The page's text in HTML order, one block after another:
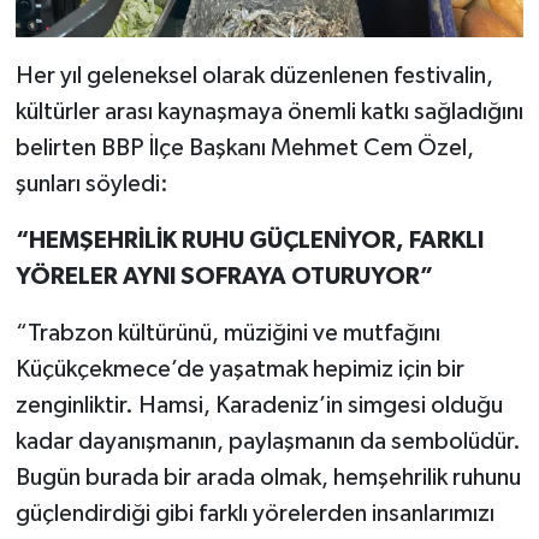
Her yıl geleneksel olarak düzenlenen festivalin,
kültürler arası kaynaşmaya önemli katkı sağladığını
belirten BBP İlçe Başkanı Mehmet Cem Özel,
şunları söyledi:
“HEMŞEHRİLİK RUHU GÜÇLENİYOR, FARKLI
YÖRELER AYNI SOFRAYA OTURUYOR”
“Trabzon kültürünü, müziğini ve mutfağını
Küçükçekmece’de yaşatmak hepimiz için bir
zenginliktir. Hamsi, Karadeniz’in simgesi olduğu
kadar dayanışmanın, paylaşmanın da sembolüdür.
Bugün burada bir arada olmak, hemşehrilik ruhunu
güçlendirdiği gibi farklı yörelerden insanlarımızı